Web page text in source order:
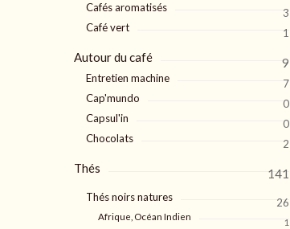
Cafés aromatisés
3
Café vert
1
Autour du café 9
Entretien machine
7
Cap'mundo
0
Capsul'in
0
Chocolats
2
Thés 141
Thés noirs natures 26
Afrique, Océan Indien
1